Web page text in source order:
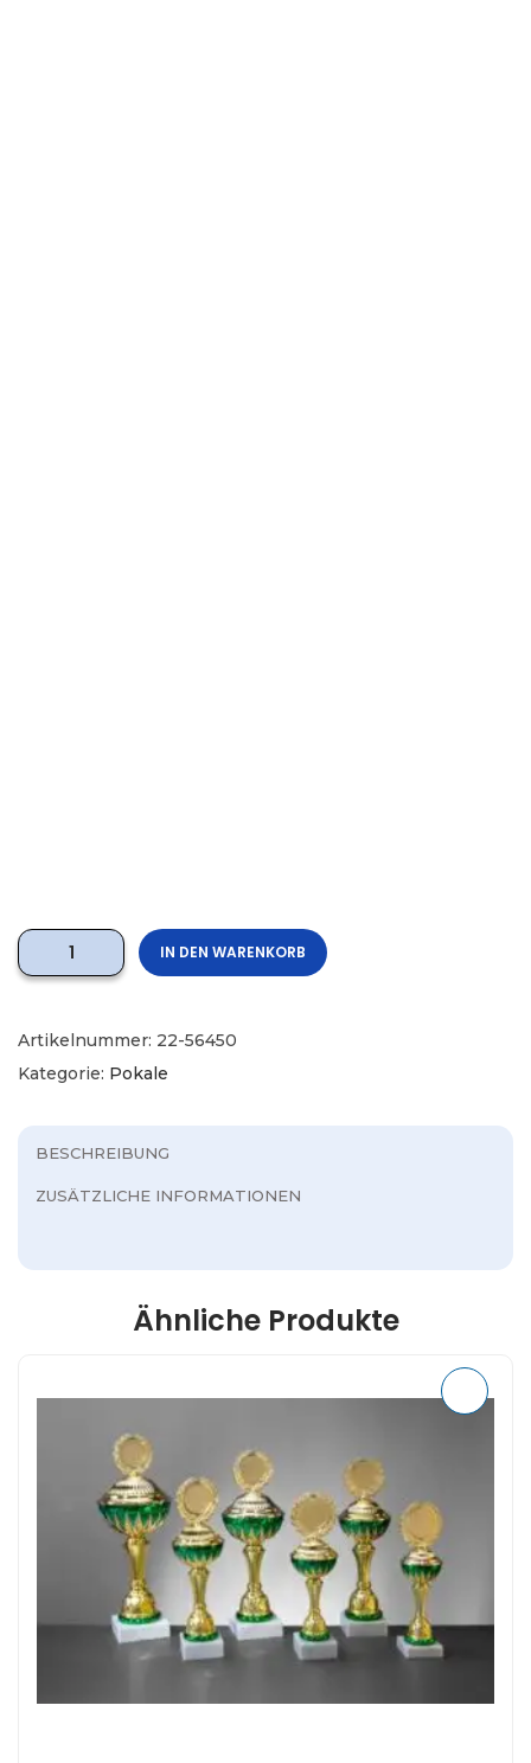
IN DEN WARENKORB
Artikelnummer: 22-56450
Kategorie: Pokale
BESCHREIBUNG
ZUSÄTZLICHE INFORMATIONEN
Ähnliche Produkte